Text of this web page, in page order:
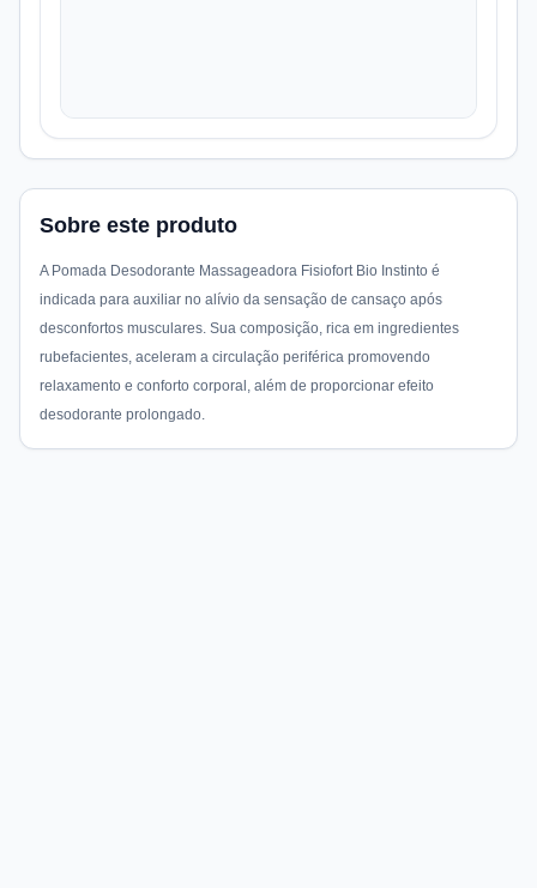
Sobre este produto
A Pomada Desodorante Massageadora Fisiofort Bio Instinto é
indicada para auxiliar no alívio da sensação de cansaço após
desconfortos musculares. Sua composição, rica em ingredientes
rubefacientes, aceleram a circulação periférica promovendo
relaxamento e conforto corporal, além de proporcionar efeito
desodorante prolongado.